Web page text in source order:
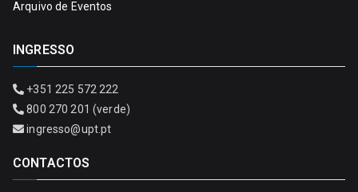
Arquivo de Eventos
INGRESSO
+351 225 572 222
800 270 201 (verde)
ingresso@upt.pt
CONTACTOS